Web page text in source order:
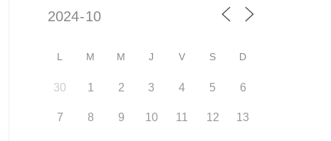
L M M J V S D
30 1 2 3 4 5 6
7 8 9 10 11 12 13